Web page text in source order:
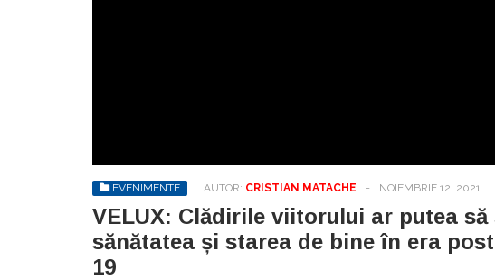
EVENIMENTE AUTOR: CRISTIAN MATACHE - NOIEMBRIE 12, 2021
VELUX: Clădirile viitorului ar putea
sănătatea și starea de bine în era
19
programată
anului 2027